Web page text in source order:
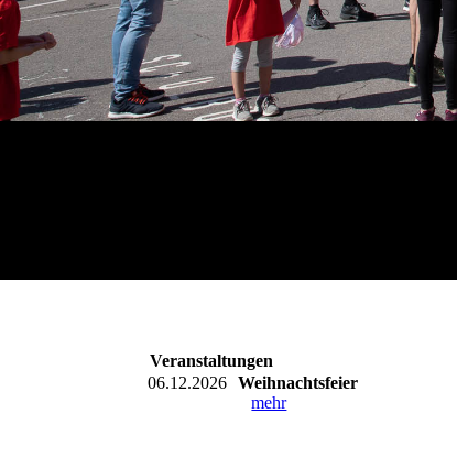
Veranstaltungen
06.12.2026
Weihnachtsfeier
mehr